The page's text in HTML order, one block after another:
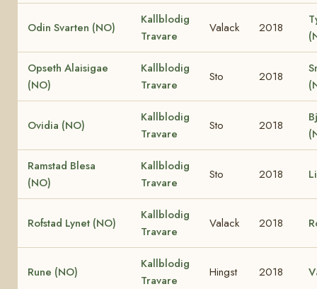
Odin Svarten (NO)
Kallblodig
Travare
Valack 2018
Opseth Alaisigae
(NO)
Kallblodig
Travare
Sto 2018
Ovidia (NO)
Kallblodig
Travare
Sto 2018
Ramstad Blesa
(NO)
Kallblodig
Travare
Sto 2018
Rofstad Lynet (NO)
Kallblodig
Travare
Valack 2018
Rune (NO)
Kallblodig
Travare
Hingst 2018